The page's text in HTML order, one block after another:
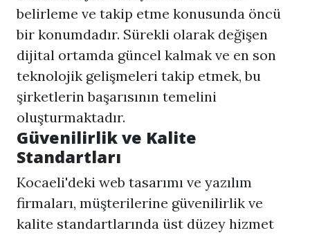
belirleme ve takip etme konusunda öncü
bir konumdadır. Sürekli olarak değişen
dijital ortamda güncel kalmak ve en son
teknolojik gelişmeleri takip etmek, bu
şirketlerin başarısının temelini
oluşturmaktadır.
Güvenilirlik ve Kalite
Standartları
Kocaeli'deki web tasarımı ve yazılım
firmaları, müşterilerine güvenilirlik ve
kalite standartlarında üst düzey hizmet